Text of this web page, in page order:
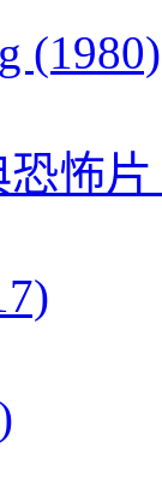
(1980)
恐怖